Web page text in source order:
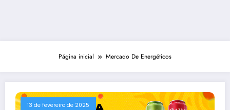
Página inicial Mercado De Energéticos
13 de fevereiro de 2025